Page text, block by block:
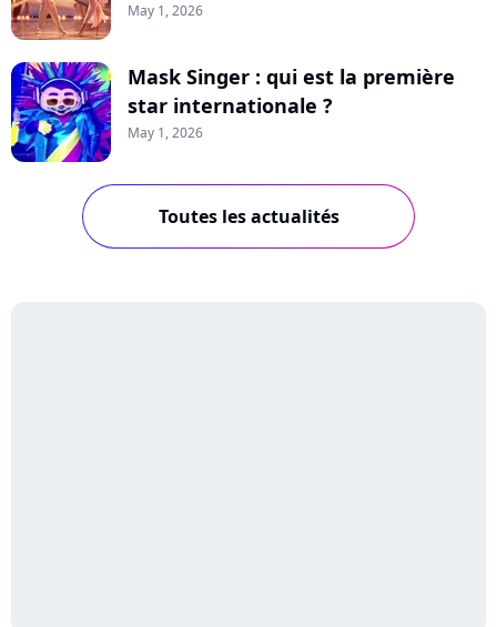
May 1, 2026
Mask Singer : qui est la première
star internationale ?
May 1, 2026
Toutes les actualités